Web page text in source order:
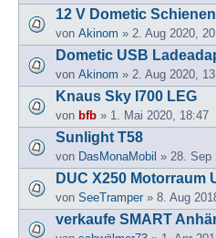
12 V Dometic
von Akinom » 2. Aug 2020,
Dometic USB
von Akinom » 2. Aug 2020,
Knaus Sky I700 LEG
von bfb » 1. Mai 2020, 18:47
Sunlight T58
von DasMonaMobil » 28. Sep
DUC X250 Motorraum
von SeeTramper » 8. Aug
verkaufe SMART